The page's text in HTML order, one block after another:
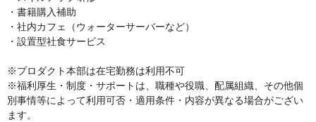
・書籍購入補助
・社内カフェ（ウォーターサーバーなど）
・設置型社食サービス
※プロダクト本部は在宅勤務は利用不可
※福利厚生・制度・サポートは、職種や役職、配属組織、その他個
別事情等によって利用可否・適用条件・内容が異なる場合がござい
ます。